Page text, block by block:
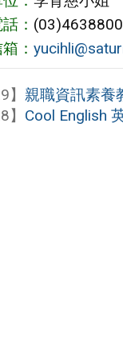
：
：
親職資訊素養
Cool English